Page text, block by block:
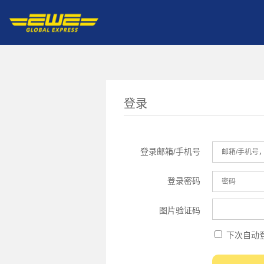
登录
登录邮箱/手机号
登录密码
图片验证码
下次自动